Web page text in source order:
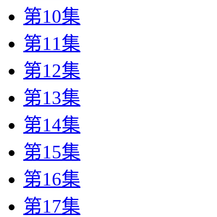
第10集
第11集
第12集
第13集
第14集
第15集
第16集
第17集